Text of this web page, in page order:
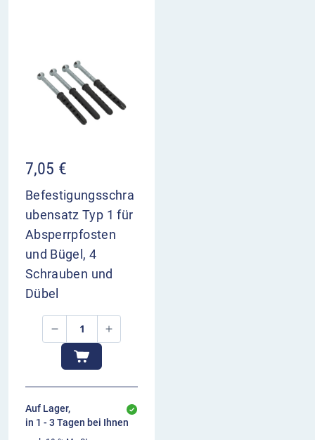
7,05 €
Befestigungsschra
ubensatz Typ 1 für
Absperrpfosten
und Bügel, 4
Schrauben und
Dübel
Auf Lager,
in 1 - 3 Tagen bei Ihnen